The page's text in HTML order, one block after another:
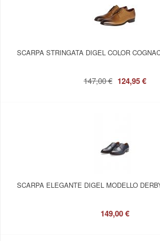
SCARPA STRINGATA DIGEL COLOR
147,00 € 124,95 €
SCARPA ELEGANTE DIGEL MODELLO
149,00 €